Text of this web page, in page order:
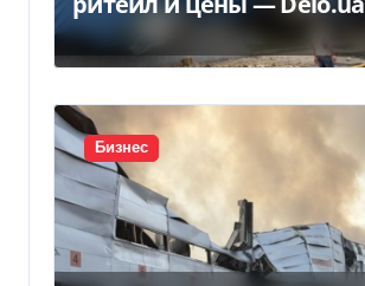
Бизнес